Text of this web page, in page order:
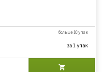
больше 10 упак
за 1 упак